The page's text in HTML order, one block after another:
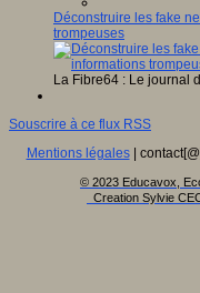
Déconstruire les fake
trompeuses
La Fibre64 : Le journal
Souscrire à ce flux RSS
Mentions légales|
© 2023 Educavox,
Creation Sylvie